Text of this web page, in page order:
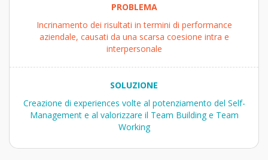
PROBLEMA
Incrinamento dei risultati in termini di performance
aziendale, causati da una scarsa coesione intra e
interpersonale
SOLUZIONE
Creazione di experiences volte al potenziamento del Self-
Management e al valorizzare il Team Building e Team
Working